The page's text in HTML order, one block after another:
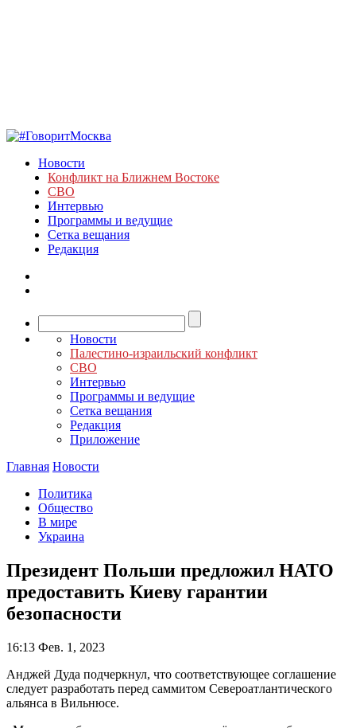
Новости
Конфликт на Ближнем Востоке
СВО
Интервью
Программы и ведущие
Сетка вещания
Редакция
Новости
Палестино-израильский конфликт
СВО
Интервью
Программы и ведущие
Сетка вещания
Редакция
Приложение
Главная Новости
Политика
Общество
В мире
Украина
Президент Польши предложил НАТО
предоставить Киеву гарантии
безопасности
16:13 Фев. 1, 2023
Анджей Дуда подчеркнул, что соответствующее соглашение
следует разработать перед саммитом Североатлантического
альянса в Вильнюсе.